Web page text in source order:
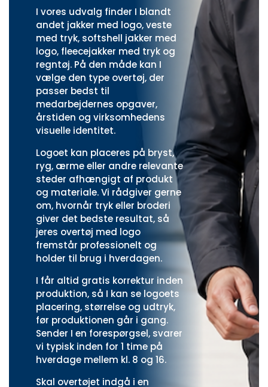
I vores udvalg finder I blandt
andet jakker med logo,veste
med tryk, softshell jakker med
logo, fleecejakker med tryk og
regntøj. På den måde kan I
vælge den type overtøj, der
passer bedst til
medarbejdernes opgaver,
årstiden og virksomhedens
visuelle identitet.
Logoet kan placeres på bryst,
ryg, ærme eller andre relevante
steder afhængigt af produkt
og materiale. Vi rådgiver gerne
om, hvornår tryk eller broderi
giver det bedste resultat, så
jeres overtøj med logo
fremstår professionelt og
holder til brug i hverdagen.
I får altid gratis korrektur inden
produktion, så I kan se logoets
placering, størrelse og udtryk,
før produktionen går i gang.
Sender I en forespørgsel, svarer
vi typisk inden for 1 time på
hverdage mellem kl. 8 og 16.
Skal overtøjet indgå i en